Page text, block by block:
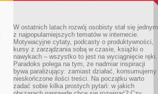
W ostatnich latach rozwój osobisty stał się jednym
z najpopularniejszych tematów w internecie.
Motywacyjne cytaty, podcasty o produktywności,
kursy z zarządzania sobą w czasie, książki o
nawykach – wszystko to jest na wyciągnięcie ręki.
Paradoks polega na tym, że nadmiar inspiracji
bywa paraliżujący: zamiast działać, konsumujemy
nieskończone ilości treści. Na początku warto
zadać sobie kilka prostych pytań: w jakich